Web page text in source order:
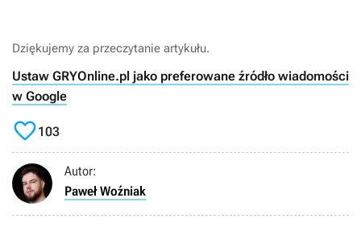
Dziękujemy za przeczytanie artykułu.
Ustaw GRYOnline.pl jako preferowane źródło wiadomości
w Google
103
Autor:
Paweł Woźniak